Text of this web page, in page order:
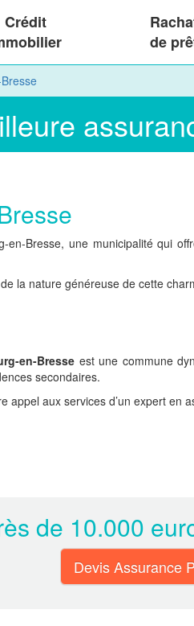
Crédit
de
en-Bresse, une municipalité
la nature généreuse de cette
en-Bresse est une commune
secondaires.
aux services d’un expert en
de 10.000
Devis Assurance